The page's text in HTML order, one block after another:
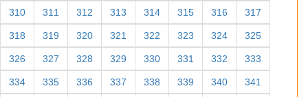
310 311 312 313 314 315 316 317
318 319 320 321 322 323 324 325
326 327 328 329 330 331 332 333
334 335 336 337 338 339 340 341